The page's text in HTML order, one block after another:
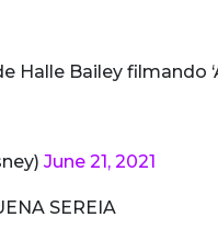
Bailey filmando
June 21, 2021
SEREIA